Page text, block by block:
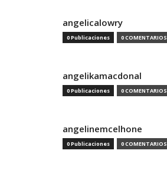
angelicalowry
0 Publicaciones 0 COMENTARIOS
angelikamacdonal
0 Publicaciones 0 COMENTARIOS
angelinemcelhone
0 Publicaciones 0 COMENTARIOS